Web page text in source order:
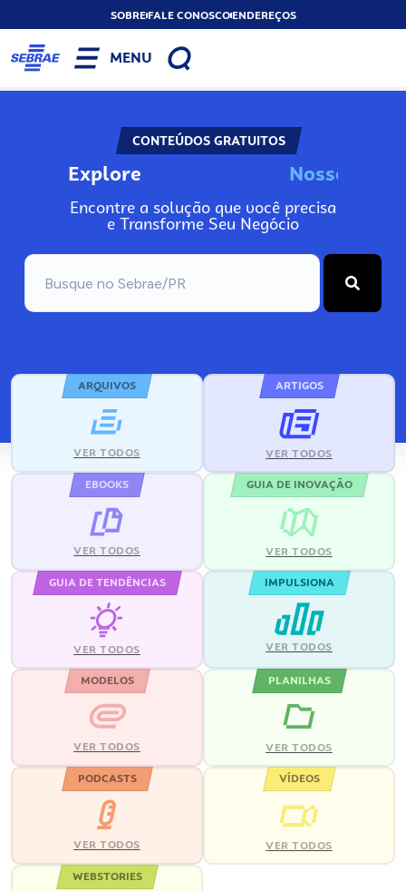
SOBREFALE CONOSCOENDEREÇOS
MENU
CONTEÚDOS GRATUITOS
Explore Nosso
Encontre a solução que você precisa
e Transforme Seu Negócio
ARQUIVOS
VER TODOS
ARTIGOS
VER TODOS
EBOOKS
VER TODOS
GUIA DE INOVAÇÃO
VER TODOS
GUIA DE TENDÊNCIAS
VER TODOS
IMPULSIONA
VER TODOS
MODELOS
VER TODOS
PLANILHAS
VER TODOS
PODCASTS
VER TODOS
VÍDEOS
VER TODOS
WEBSTORIES